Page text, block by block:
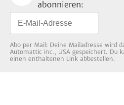
abonnieren:
Abo per Mail: Deine Mailadresse wird
Automattic inc., USA gespeichert. Du
einen enthaltenen Link abbestellen.